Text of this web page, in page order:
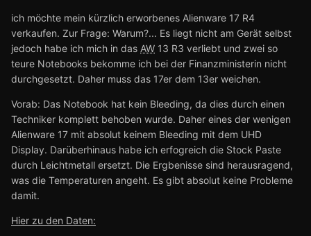
ich möchte mein kürzlich erworbenes Alienware 17 R4
verkaufen. Zur Frage: Warum?... Es liegt nicht am Gerät selbst
jedoch habe ich mich in das AW 13 R3 verliebt und zwei so
teure Notebooks bekomme ich bei der Finanzministerin nicht
durchgesetzt. Daher muss das 17er dem 13er weichen.
Vorab: Das Notebook hat kein Bleeding, da dies durch einen
Techniker komplett behoben wurde. Daher eines der wenigen
Alienware 17 mit absolut keinem Bleeding mit dem UHD
Display. Darüberhinaus habe ich erfogreich die Stock Paste
durch Leichtmetall ersetzt. Die Ergbenisse sind herausragend,
was die Temperaturen angeht. Es gibt absolut keine Probleme
damit.
Hier zu den Daten: